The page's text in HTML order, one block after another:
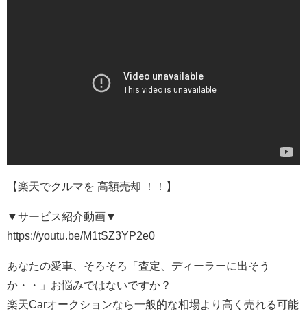
【楽天でクルマを 高額売却 ！！】
▼サービス紹介動画▼
https://youtu.be/M1tSZ3YP2e0
あなたの愛車、そろそろ「査定、ディーラーに出そう
か・・」お悩みではないですか？
楽天Carオークションなら一般的な相場より高く売れる可能